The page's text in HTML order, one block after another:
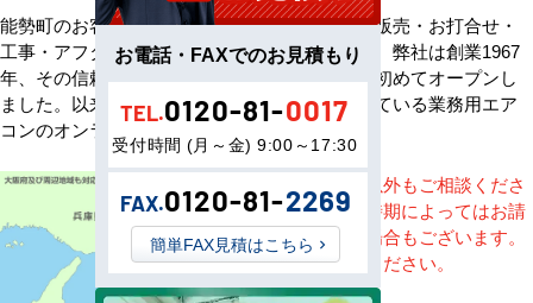
能勢町のお客様へ業務用エアコン・空調機器の販売・お打合せ・
工事・アフターサービスまで一貫して承ります。弊社は創業1967
年、その信頼を基に空調のネット販売を日本で初めてオープンし
ました。以来、皆様にご信頼・ご愛顧いただいている業務用エア
コンのオンラインショップです。
※記載地域以外もご相談くださ
い。地域・時期によってはお請
けできない場合もございます。
直接ご相談ください。
お電話・FAXでのお見積もり
TEL.0120-81-0017
受付時間 (月～金) 9:00～17:30
FAX.0120-81-2269
簡単FAX見積はこちら